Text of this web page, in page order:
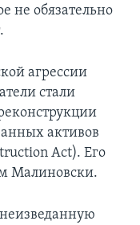
не обязательно
агрессии
стали
активов
Act). Его
Малиновски.